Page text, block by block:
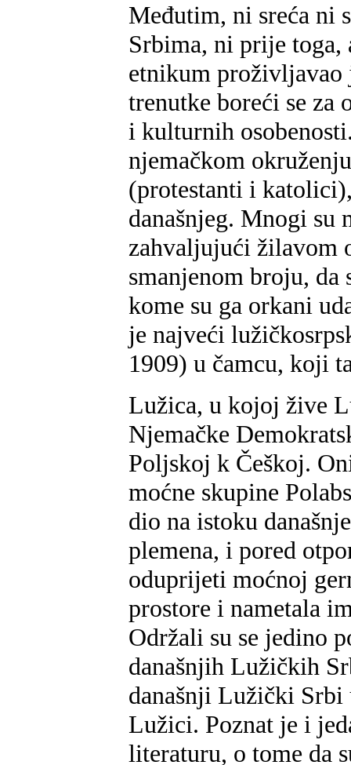
Međutim, ni sreća ni
Srbima, ni prije
etnikum
trenutke boreći se za
i kulturnih
njemačkom
(protestanti i
današnjeg. Mnogi su
zahvaljujući žilavom
smanjenom broju,
kome su ga orkani
je najveći
1909) u čamcu, koji
Lužica, u kojoj žive
Njemačke
Poljskoj k Češkoj.
moćne skupine
dio na istoku
plemena, i pored
oduprijeti moćnoj
prostore i nametala
Održali su se jedino
današnjih Lužičkih
današnji Lužički
Lužici. Poznat je i
literaturu, o tome da